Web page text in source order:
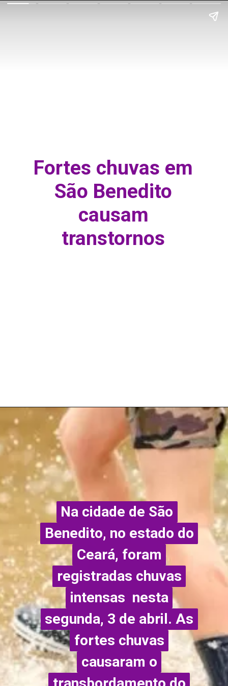
Fortes chuvas em
São Benedito
causam
transtornos
Na cidade de São
Benedito, no estado do
Ceará, foram
registradas chuvas
intensas nesta
segunda, 3 de abril. As
fortes chuvas
causaram o
Na cidade de São
Benedito, no estado do
Ceará, foram
registradas chuvas
intensas nesta
segunda, 3 de abril. As
fortes chuvas
causaram o